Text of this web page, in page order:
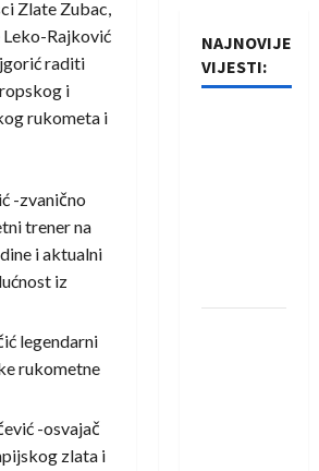
Zlate Zubac,
Rajković
raditi
i
rukometa i
-zvanično
trener na
i aktualni
iz
legendarni
rukometne
-osvajač
zlata i
NAJNOVIJE
VIJESTI: